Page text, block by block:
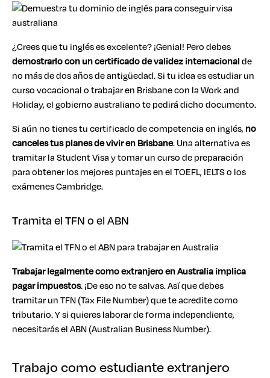
¿Crees que tu inglés es excelente? ¡Genial! Pero debes
demostrarlo con un certificado de validez internacionalde
no más de dos años de antigüedad. Si tu idea es estudiar un
curso vocacional o trabajar en Brisbane con la Work and
Holiday, el gobierno australiano te pedirá dicho documento.
Si aún no tienes tu certificado de competencia en inglés,no
canceles tus planes devivir en Brisbane. Una alternativa es
tramitar la Student Visa y tomar un curso de preparación
para obtener los mejores puntajes en el TOEFL, IELTS o los
exámenes Cambridge.
Tramita el TFN o el ABN
Trabajar legalmente como extranjero en Australiaimplica
pagar impuestos. ¡De eso no te salvas. Así que debes
tramitar un TFN (Tax File Number) que te acredite como
tributario. Y si quieres laborar de forma independiente,
necesitarás el ABN (Australian Business Number).
Trabajo como estudiante extranjero